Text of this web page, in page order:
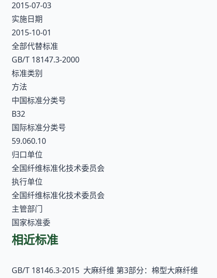
2015-07-03
实施日期
2015-10-01
全部代替标准
GB/T 18147.3-2000
标准类别
方法
中国标准分类号
B32
国际标准分类号
59.060.10
归口单位
全国纤维标准化技术委员会
执行单位
全国纤维标准化技术委员会
主管部门
国家标准委
相近标准
GB/T 18146.3-2015 大麻纤维 第3部分：棉型大麻纤维